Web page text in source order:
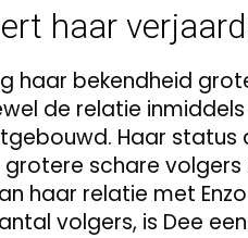
haar
haar bekendheid
de relatie
Haar status
grotere schare
haar relatie met
volgers, is Dee